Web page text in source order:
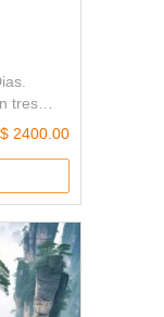
tres
Hong
$ 2400.00